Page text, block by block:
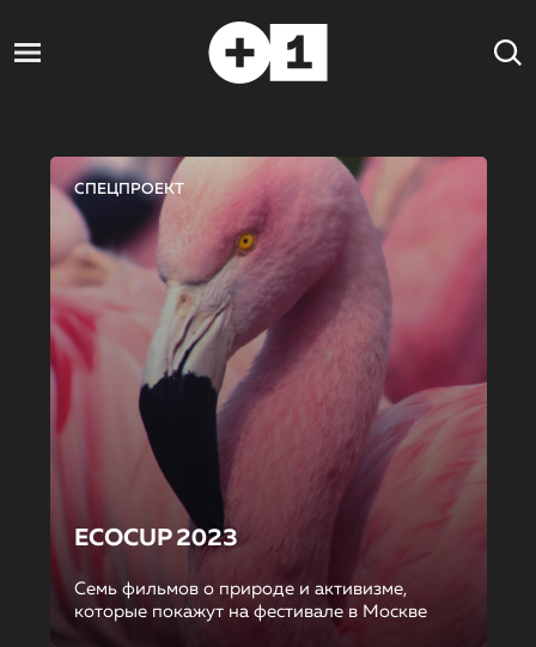
СПЕЦПРОЕКТ
ECOCUP 2023
Семь фильмов о природе и активизме,
которые покажут на фестивале в Москве